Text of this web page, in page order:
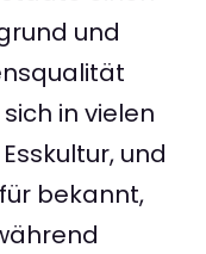
und
in vielen
und
bekannt,